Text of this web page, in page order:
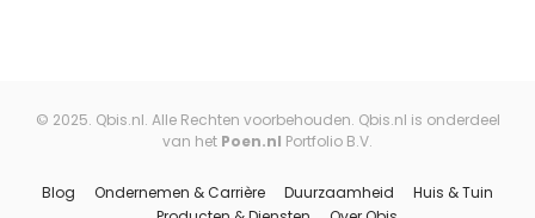
© 2025. Qbis.nl. Alle Rechten voorbehouden. Qbis.nl is onderdeel
van het Poen.nl Portfolio B.V.
Blog Ondernemen & Carrière Duurzaamheid
Huis & Tuin